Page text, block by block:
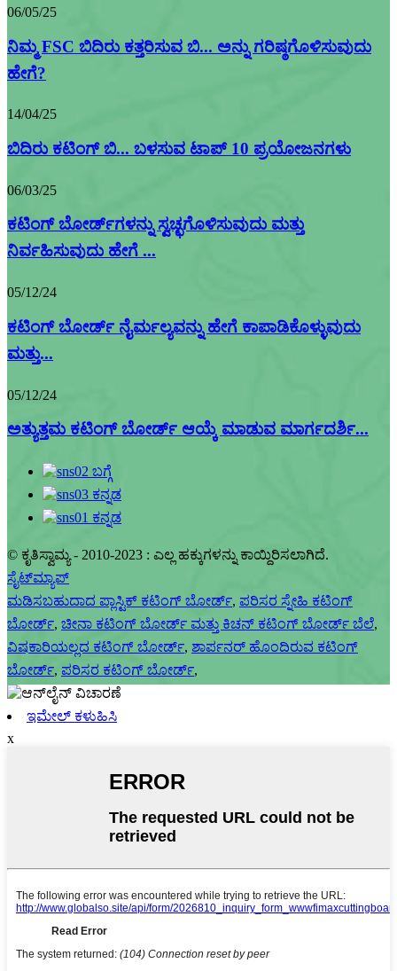
06/05/25
ನಿಮ್ಮ FSC ಬಿದಿರು ಕತ್ತರಿಸುವ ಬಿ... ಅನ್ನು ಗರಿಷ್ಠಗೊಳಿಸುವುದು
ಹೇಗೆ?
14/04/25
ಬಿದಿರು ಕಟಿಂಗ್ ಬಿ... ಬಳಸುವ ಟಾಪ್ 10 ಪ್ರಯೋಜನಗಳು
06/03/25
ಕಟಿಂಗ್ ಬೋರ್ಡ್‌ಗಳನ್ನು ಸ್ವಚ್ಛಗೊಳಿಸುವುದು ಮತ್ತು
ನಿರ್ವಹಿಸುವುದು ಹೇಗೆ ...
05/12/24
ಕಟಿಂಗ್ ಬೋರ್ಡ್ ನೈರ್ಮಲ್ಯವನ್ನು ಹೇಗೆ ಕಾಪಾಡಿಕೊಳ್ಳುವುದು
ಮತ್ತು...
05/12/24
ಅತ್ಯುತ್ತಮ ಕಟಿಂಗ್ ಬೋರ್ಡ್ ಆಯ್ಕೆ ಮಾಡುವ ಮಾರ್ಗದರ್ಶಿ...
© ಕೃತಿಸ್ವಾಮ್ಯ - 2010-2023 : ಎಲ್ಲ ಹಕ್ಕುಗಳನ್ನು ಕಾಯ್ದಿರಿಸಲಾಗಿದೆ.
ಸೈಟ್‌ಮ್ಯಾಪ್
ಮಡಿಸಬಹುದಾದ ಪ್ಲಾಸ್ಟಿಕ್ ಕಟಿಂಗ್ ಬೋರ್ಡ್, ಪರಿಸರ ಸ್ನೇಹಿ ಕಟಿಂಗ್
ಬೋರ್ಡ್, ಚೀನಾ ಕಟಿಂಗ್ ಬೋರ್ಡ್ ಮತ್ತು ಕಿಚನ್ ಕಟಿಂಗ್ ಬೋರ್ಡ್ ಬೆಲೆ,
ವಿಷಕಾರಿಯಲ್ಲದ ಕಟಿಂಗ್ ಬೋರ್ಡ್, ಶಾರ್ಪನರ್ ಹೊಂದಿರುವ ಕಟಿಂಗ್
ಬೋರ್ಡ್, ಪರಿಸರ ಕಟಿಂಗ್ ಬೋರ್ಡ್,
ಇಮೇಲ್ ಕಳುಹಿಸಿ
x